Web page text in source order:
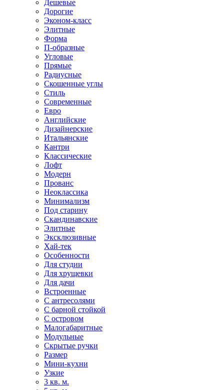
Дешевые
Дорогие
Эконом-класс
Элитные
Форма
П-образные
Угловые
Прямые
Радиусные
Скошенные углы
Стиль
Современные
Евро
Английские
Дизайнерские
Итальянские
Кантри
Классические
Лофт
Модерн
Прованс
Неоклассика
Минимализм
Под старину
Скандинавские
Элитные
Эксклюзивные
Хай-тек
Особенности
Для студии
Для хрущевки
Для дачи
Встроенные
С антресолями
С барной стойкой
С островом
Малогабаритные
Модульные
Скрытые ручки
Размер
Мини-кухни
Узкие
3 кв. м.